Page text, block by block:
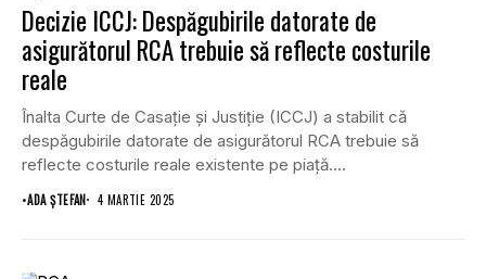
Decizie ICCJ: Despăgubirile datorate de
asigurătorul RCA trebuie să reflecte costurile
reale
Înalta Curte de Casație și Justiție (ICCJ) a stabilit că
despăgubirile datorate de asigurătorul RCA trebuie să
reflecte costurile reale existente pe piață....
•ADA ȘTEFAN 4 MARTIE 2025